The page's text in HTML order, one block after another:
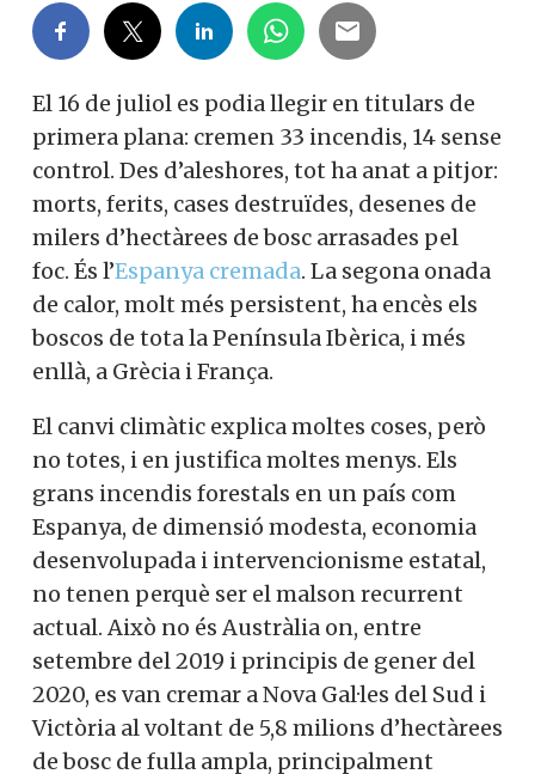
El 16 de juliol es podia llegir en titulars de
primera plana: cremen 33 incendis, 14 sense
control. Des d’aleshores, tot ha anat a pitjor:
morts, ferits, cases destruïdes, desenes de
milers d’hectàrees de bosc arrasades pel
foc. És l’Espanya cremada. La segona onada
de calor, molt més persistent, ha encès els
boscos de tota la Península Ibèrica, i més
enllà, a Grècia i França.
El canvi climàtic explica moltes coses, però
no totes, i en justifica moltes menys. Els
grans incendis forestals en un país com
Espanya, de dimensió modesta, economia
desenvolupada i intervencionisme estatal,
no tenen perquè ser el malson recurrent
actual. Això no és Austràlia on, entre
setembre del 2019 i principis de gener del
2020, es van cremar a Nova Gal·les del Sud i
Victòria al voltant de 5,8 milions d’hectàrees
de bosc de fulla ampla, principalment